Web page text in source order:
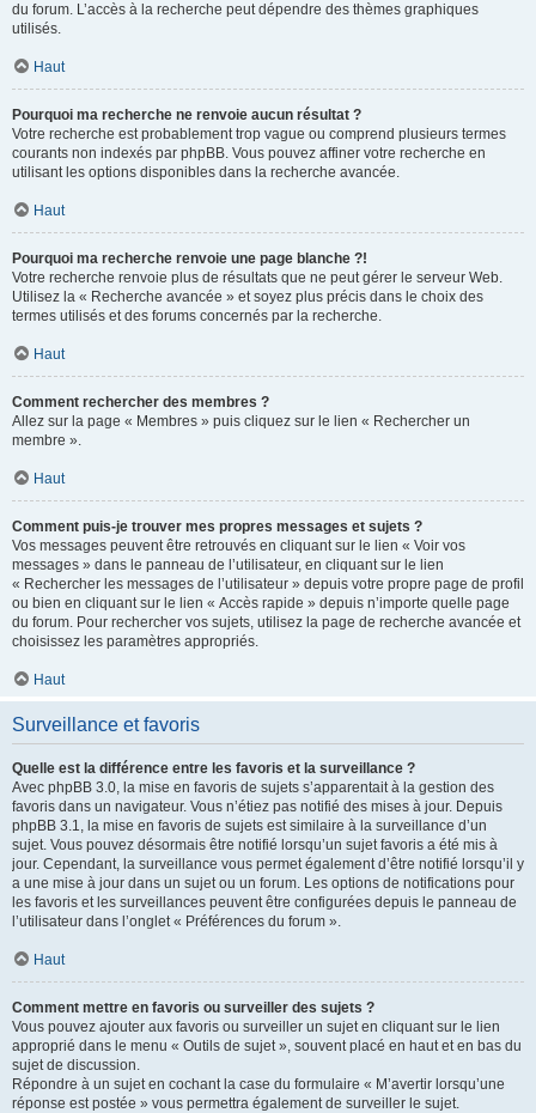
du forum. L’accès à la recherche peut dépendre des thèmes graphiques
utilisés.
Haut
Pourquoi ma recherche ne renvoie aucun résultat ?
Votre recherche est probablement trop vague ou comprend plusieurs termes
courants non indexés par phpBB. Vous pouvez affiner votre recherche en
utilisant les options disponibles dans la recherche avancée.
Haut
Pourquoi ma recherche renvoie une page blanche ?!
Votre recherche renvoie plus de résultats que ne peut gérer le serveur Web.
Utilisez la « Recherche avancée » et soyez plus précis dans le choix des
termes utilisés et des forums concernés par la recherche.
Haut
Comment rechercher des membres ?
Allez sur la page « Membres » puis cliquez sur le lien « Rechercher un
membre ».
Haut
Comment puis-je trouver mes propres messages et sujets ?
Vos messages peuvent être retrouvés en cliquant sur le lien « Voir vos
messages » dans le panneau de l’utilisateur, en cliquant sur le lien
« Rechercher les messages de l’utilisateur » depuis votre propre page de profil
ou bien en cliquant sur le lien « Accès rapide » depuis n’importe quelle page
du forum. Pour rechercher vos sujets, utilisez la page de recherche avancée et
choisissez les paramètres appropriés.
Haut
Surveillance et favoris
Quelle est la différence entre les favoris et la surveillance ?
Avec phpBB 3.0, la mise en favoris de sujets s’apparentait à la gestion des
favoris dans un navigateur. Vous n’étiez pas notifié des mises à jour. Depuis
phpBB 3.1, la mise en favoris de sujets est similaire à la surveillance d’un
sujet. Vous pouvez désormais être notifié lorsqu’un sujet favoris a été mis à
jour. Cependant, la surveillance vous permet également d’être notifié lorsqu’il y
a une mise à jour dans un sujet ou un forum. Les options de notifications pour
les favoris et les surveillances peuvent être configurées depuis le panneau de
l’utilisateur dans l’onglet « Préférences du forum ».
Haut
Comment mettre en favoris ou surveiller des sujets ?
Vous pouvez ajouter aux favoris ou surveiller un sujet en cliquant sur le lien
approprié dans le menu « Outils de sujet », souvent placé en haut et en bas du
sujet de discussion.
Répondre à un sujet en cochant la case du formulaire « M’avertir lorsqu’une
réponse est postée » vous permettra également de surveiller le sujet.